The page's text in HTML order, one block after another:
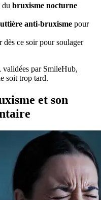
du bruxisme nocturne
anti-bruxisme pour
dès ce soir pour soulager
validées par SmileHub,
soit trop tard.
et son